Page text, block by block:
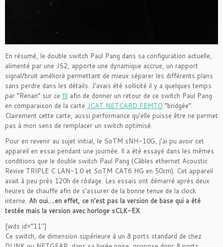
En résumé, le double switch Paul Pang dans sa configuration actuelle,
alimenté par une JS2, apporte une dynamique accrue, un rapport
signal/bruit amélioré permettant de mieux séparer les différents plans
sans perdre dans les détails. J’avais été sollicité il y a quelques temps
par “Renan” sur ce fil afin de donner un retour de ce switch Paul Pang
en comparaison de la carte JCAT NETCARD FEMTO “bridgée”.
Clairement cette carte, aussi performance qu’elle puisse être ne permet
pas à mon sens de remplacer un switch optimisé.
Pour en revenir au sujet initial, le SoTM sNH-10G, j’ai pu avoir cet
appareil en essai pendant une journée. Il a été essayé dans les mêmes
conditions que le double switch Paul Pang (Câbles ethernet Acoustic
Revive TRIPLE C LAN-1.0 et SoTM CAT6 HG en 50cm). Cet appareil
avait à peu près 120h de rôdage. Les essais ont démarré après deux
heures de chauffe afin de s’assurer de la bonne tenue de la clock
interne. Ah oui….en effet, ce n’est pas la version de base qui a été
testée mais la version avec horloge sCLK-EX.
[wds id=”11″]
Ce switch, de dimension supérieure à un 8 ports standard de chez